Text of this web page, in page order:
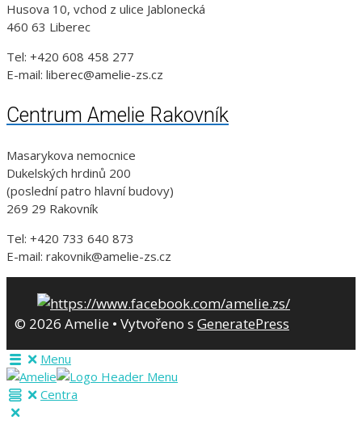
Husova 10, vchod z ulice Jablonecká
460 63 Liberec
Tel: +420 608 458 277
E-mail: liberec@amelie-zs.cz
Centrum Amelie Rakovník
Masarykova nemocnice
Dukelských hrdinů 200
(poslední patro hlavní budovy)
269 29 Rakovník
Tel: +420 733 640 873
E-mail: rakovnik@amelie-zs.cz
© 2026 Amelie • Vytvořeno s GeneratePress
Menu
Centra